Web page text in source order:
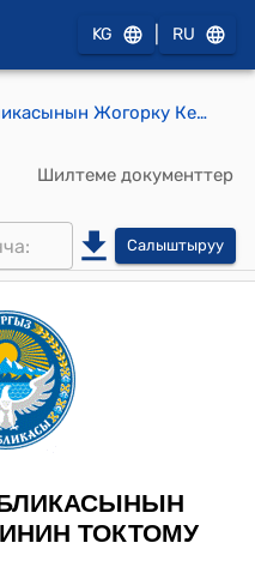
KG RU
Кыргыз Республикасынын Жогорку Кеңешинин 2025-жылдын 30-апрелиндеги № 3059-VII "Кыргыз Республикасынын Улуттук илимдер академиясы жөнүндө" Кыргыз Республикасынын Мыйзамын кабыл алуу тууралуу" токтому
Шилтеме документтер
Салыштыруу